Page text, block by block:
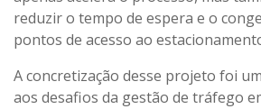
reduzir o tempo de espera e o
pontos de acesso ao
A concretização desse projeto foi
aos desafios da gestão de tráfego